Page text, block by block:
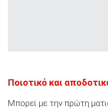
Ποιοτικό και
Μπορεί με την πρώτη